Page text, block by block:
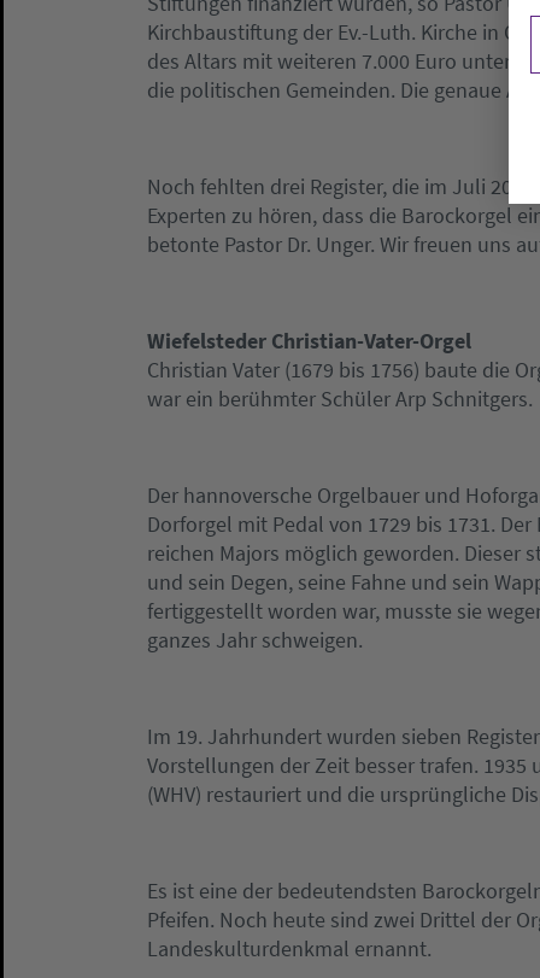
Kirchbaustiftung der Ev.-Luth. Kirche in
des Altars mit weiteren 7.000 Euro
die politischen Gemeinden. Die genaue
Noch fehlten drei Register, die im Juli
Experten zu hören, dass die Barockorgel
betonte Pastor Dr. Unger. Wir freuen uns
Wiefelsteder Christian-Vater-Orgel
Christian Vater (1679 bis 1756) baute die
war ein berühmter Schüler Arp Schnitgers.
Der hannoversche Orgelbauer und
Dorforgel mit Pedal von 1729 bis 1731.
reichen Majors möglich geworden. Dieser
und sein Degen, seine Fahne und sein
fertiggestellt worden war, musste sie
ganzes Jahr schweigen.
Im 19. Jahrhundert wurden sieben
Vorstellungen der Zeit besser trafen.
(WHV) restauriert und die ursprüngliche
Es ist eine der bedeutendsten
Pfeifen. Noch heute sind zwei Drittel der
Landeskulturdenkmal ernannt.